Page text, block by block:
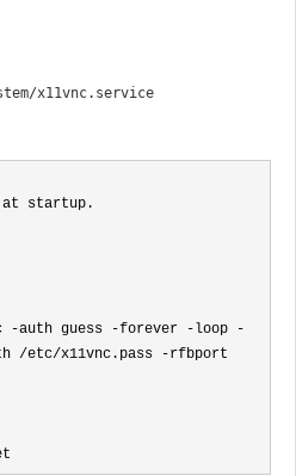
at startup.
-auth guess -forever -loop -
/etc/x11vnc.pass -rfbport